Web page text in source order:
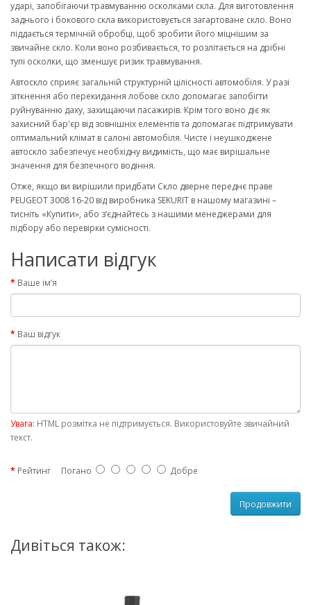
ударі, запобігаючи травмуванню осколками скла. Для виготовлення
заднього і бокового скла використовується загартоване скло. Воно
піддається термічній обробці, щоб зробити його міцнішим за
звичайне скло. Коли воно розбивається, то розлітається на дрібні
тупі осколки, що зменшує ризик травмування.
Автоскло сприяє загальній структурній цілісності автомобіля. У разі
зіткнення або перекидання лобове скло допомагає запобігти
руйнуванню даху, захищаючи пасажирів. Крім того воно діє як
захисний бар'єр від зовнішніх елементів та допомагає підтримувати
оптимальний клімат в салоні автомобіля. Чисте і неушкоджене
автоскло забезпечує необхідну видимість, що має вирішальне
значення для безпечного водіння.
Отже, якщо ви вирішили придбати Скло дверне переднє праве
PEUGEOT 3008 16-20 від виробника SEKURIT в нашому магазині –
тисніть «Купити», або з’єднайтесь з нашими менеджерами для
підбору або перевірки сумісності.
Написати відгук
Ваше ім’я
Ваш відгук
Увага: HTML розмітка не підтримується. Використовуйте звичайний
текст.
Рейтинг Погано Добре
Продовжити
Дивіться також: